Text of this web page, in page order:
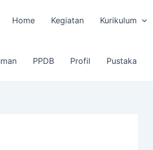
Home Kegiatan Kurikulum
PPDB Profil Pustaka